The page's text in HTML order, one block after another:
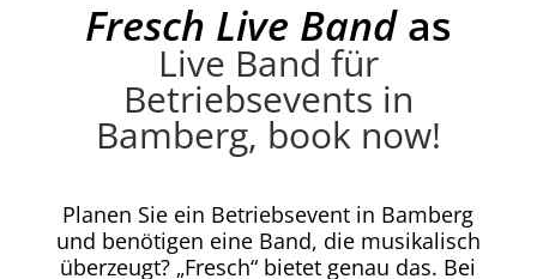
Fresch Live Bandas
Live Band für
Betriebsevents in
Bamberg, book now!
Planen Sie ein Betriebsevent in Bamberg
und benötigen eine Band, die musikalisch
überzeugt? „Fresch“ bietet genau das. Bei